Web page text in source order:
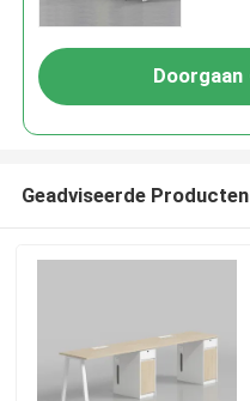
Doorgaan
Geadviseerde Producten